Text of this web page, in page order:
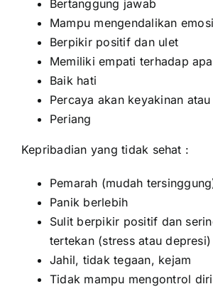
Bertanggung jawab
Mampu mengendalikan
Berpikir positif dan ulet
Memiliki empati terhadap
Baik hati
Percaya akan keyakinan
Periang
Kepribadian yang tidak sehat :
Pemarah (mudah
Panik berlebih
Sulit berpikir positif dan
tertekan (stress atau depresi)
Jahil, tidak tegaan, kejam
Tidak mampu mengontrol